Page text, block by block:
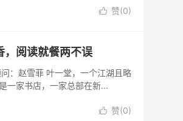
 赞(0)
，阅读就餐两不误
赵雪菲 叶一堂，一个江湖且略
一家书店，一家总部在新...
 赞(0)